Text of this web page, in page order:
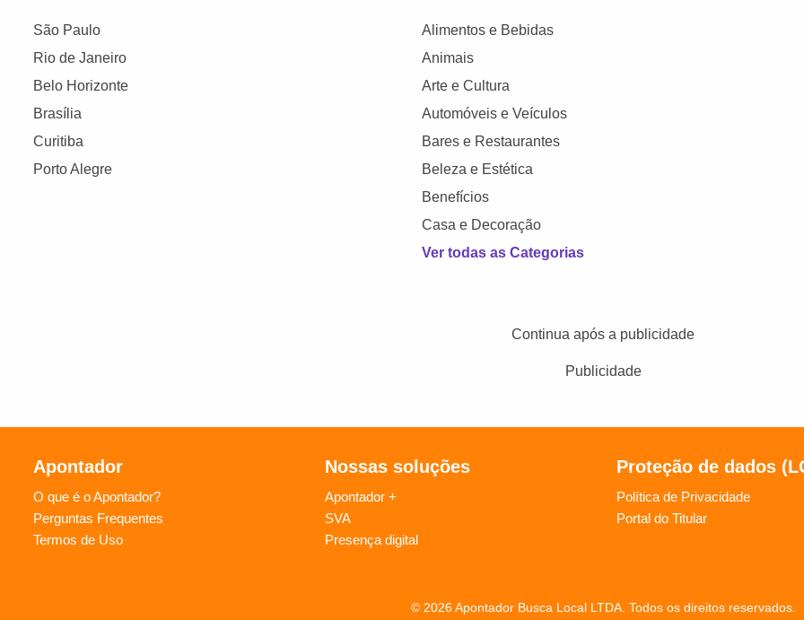
São Paulo
Rio de Janeiro
Belo Horizonte
Brasília
Curitiba
Porto Alegre
Alimentos e Bebidas
Animais
Arte e Cultura
Automóveis e Veículos
Bares e Restaurantes
Beleza e Estética
Benefícios
Casa e Decoração
Ver todas as Categorias
Continua após a publicidade
Publicidade
Apontador
O que é o Apontador?
Perguntas Frequentes
Termos de Uso
Nossas soluções
Apontador +
SVA
Presença digital
Proteção de dados
Política de Privacidade
Portal do Titular
© 2026 Apontador Busca Local LTDA. Todos os direitos reservados.